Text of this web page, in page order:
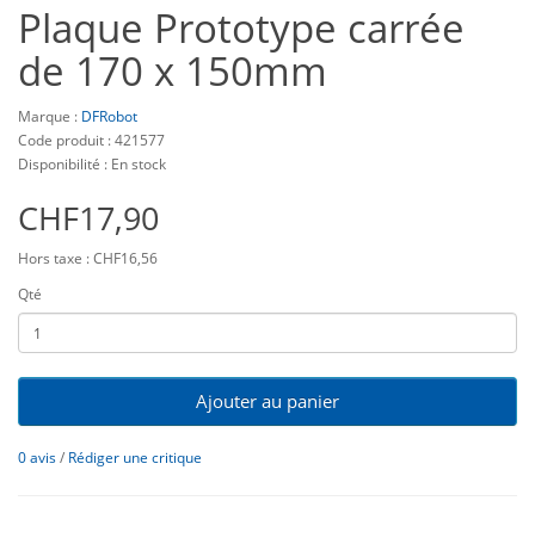
Plaque Prototype carrée
de 170 x 150mm
Marque : DFRobot
Code produit : 421577
Disponibilité : En stock
CHF17,90
Hors taxe : CHF16,56
Qté
Ajouter au panier
0 avis/ Rédiger une critique